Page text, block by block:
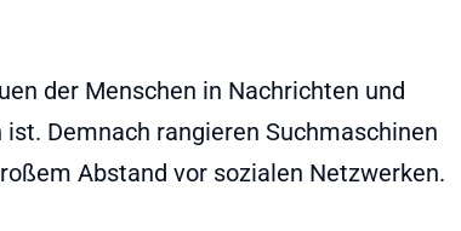
der Menschen in Nachrichten und
Demnach rangieren Suchmaschinen
Abstand vor sozialen Netzwerken.